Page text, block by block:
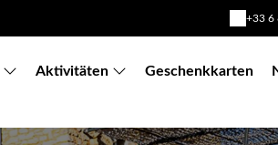
+33 6
Aktivitäten Geschenkkarten